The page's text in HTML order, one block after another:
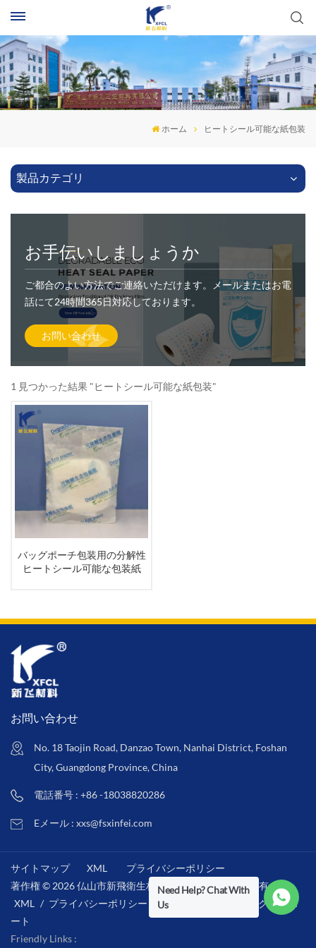
ホーム ヒートシール可能な紙包装
製品カテゴリ
お手伝いしましょうか
ご都合のよい方法でご連絡いただけます。メールまたはお電
話にて24時間365日対応しております。
お問い合わせ
1 見つかった結果 "ヒートシール可能な紙包装"
バッグポーチ包装用の分解性
ヒートシール可能な包装紙
お問い合わせ
No. 18 Taojin Road, Danzao Town, Nanhai District, Foshan
City, Guangdong Province, China
電話番号 : +86 -18038820286
Eメール : xxs@fsxinfei.com
サイトマップ XML
プライバシーポリシー
著作権 © 2026 仏山市新飛衛生材料株式会社 .全著作権所有 . /
XML / プライバシーポリシー /
IPv6ネットワークをサポ
ート
Friendly Links :
Need Help? Chat With
Us